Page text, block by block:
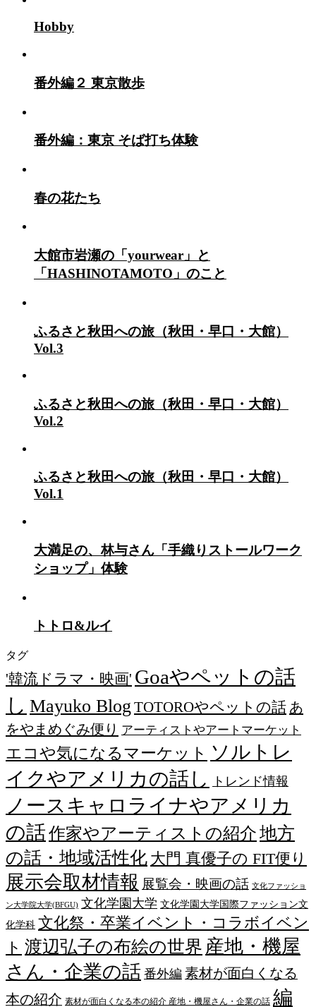
Hobby
番外編２ 東京散歩
番外編：東京 そば打ち体験
春の花たち
大館市岩瀬の「yourwear」と
「HASHINOTAMOTO」のこと
ふるさと秋田への旅（秋田・早口・大館）
Vol.3
ふるさと秋田への旅（秋田・早口・大館）
Vol.2
ふるさと秋田への旅（秋田・早口・大館）
Vol.1
大満足の、林与さん「手織りストールワーク
ショップ」体験
トトロ&ルイ
タグ
'韓流ドラマ・映画' Goaやペットの話
し Mayuko Blog TOTOROやペットの話 あ
をやまめぐみ便り アーティストやアートマーケット
エコや気になるマーケット ソルトレ
イクやアメリカの話し
トレンド情報
ノースキャロライナやアメリカ
の話作家やアーティストの紹介地方
の話・地域活性化 大門 真優子の FIT便り
展示会取材情報 展覧会・映画の話 文化ファッショ
ン大学院大学(BFGU) 文化学園大学 文化学園大学国際ファッション文
化学科 文化祭・卒業イベント・コラボイベン
ト 渡辺弘子の布絵の世界 産地・機屋
さん・企業の話 番外編 素材が面白くなる
本の紹介 素材が面白くなる本の紹介 産地・機屋さん・企業の話 編